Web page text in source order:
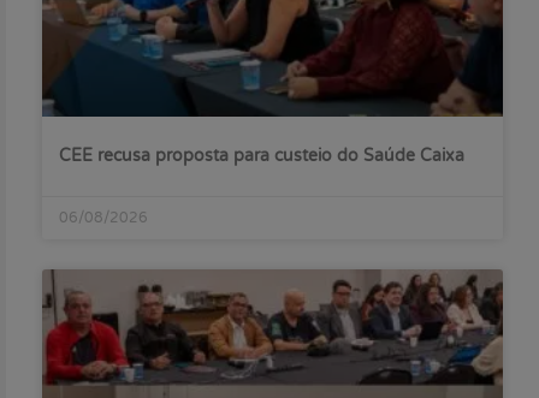
CEE recusa proposta para custeio do Saúde Caixa
06/08/2026